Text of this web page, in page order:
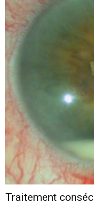
Traitement